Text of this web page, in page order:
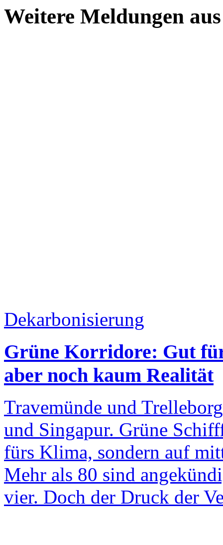
Weitere Meldungen aus
Dekarbonisierung
Grüne Korridore: Gut
aber noch kaum Realität
Travemünde und
und Singapur. Grüne
fürs Klima, sondern auf
Mehr als 80 sind
vier. Doch der Druck der